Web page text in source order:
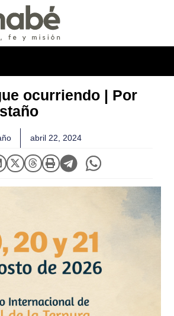
ocurriendo | Por
abril 22, 2024